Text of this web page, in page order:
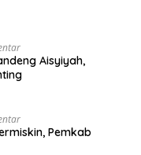
Aisyiyah,
Pemkab